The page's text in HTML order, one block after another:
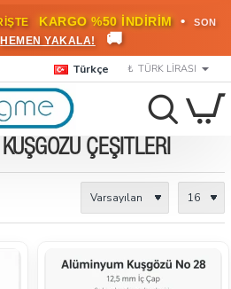
KARGO %50 İNDİRİM •
SON
HEMEN YAKALA! 🚚
Türkçe ₺ TÜRK LIRASI
ÇEŞITLERI